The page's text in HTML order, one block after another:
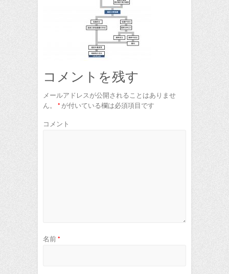
コメントを残す
メールアドレスが公開されることはありませ
ん。
* が付いている欄は必須項目です
コメント
名前*